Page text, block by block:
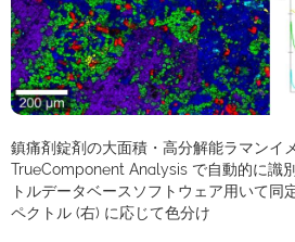
鎮痛剤錠剤の大面積・高分解能ラマンイ
TrueComponent Analysis で自動的に識
トルデータベースソフトウェア用いて同
ペクトル (右) に応じて色分け